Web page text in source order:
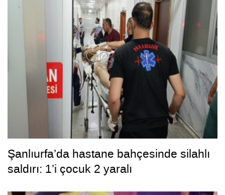
Şanlıurfa’da hastane bahçesinde silahlı
saldırı: 1’i çocuk 2 yaralı